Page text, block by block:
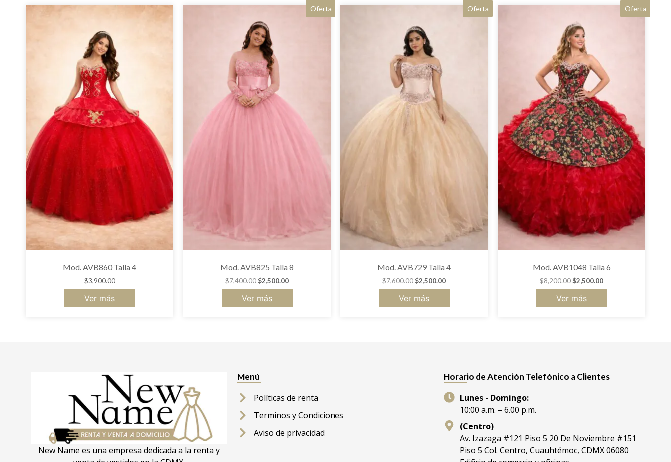
Mod. AVB860 Talla 4
$3,900.00
Ver más
Oferta
Mod. AVB825 Talla 8
$7,400.00$2,500.00
Ver más
Oferta
Mod. AVB729 Talla 4
$7,600.00$2,500.00
Ver más
Oferta
Mod. AVB1048 Talla 6
$8,200.00$2,500.00
Ver más
New Name es una empresa dedicada a la renta y
Menú
Políticas de renta
Terminos y Condiciones
Aviso de privacidad
Horario de Atención Telefónico a Clientes
Lunes - Domingo:
10:00 a.m. – 6.00 p.m.
(Centro)
Av. Izazaga #121 Piso 5 20 De Noviembre #151
Piso 5 Col. Centro, Cuauhtémoc, CDMX 06080